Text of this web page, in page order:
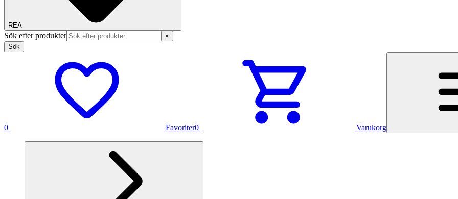
REA
Sök efter produkter
×
Sök
0 Favoriter0 Varukorg